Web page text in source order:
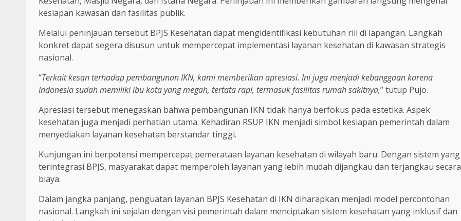
kesiapan kawasan dan fasilitas publik.
Melalui peninjauan tersebut BPJS Kesehatan dapat mengidentifikasi kebutuhan riil di lapangan. Langkah
konkret dapat segera disusun untuk mempercepat implementasi layanan kesehatan di kawasan strategis
nasional.
“Terkait kesan terhadap pembangunan IKN, kami memberikan apresiasi. Ini juga menjadi kebanggaan karena
Indonesia sudah memiliki ibu kota yang megah, tertata rapi, termasuk fasilitas rumah sakitnya,” tutup Pujo.
Apresiasi tersebut menegaskan bahwa pembangunan IKN tidak hanya berfokus pada estetika. Aspek
kesehatan juga menjadi perhatian utama. Kehadiran RSUP IKN menjadi simbol kesiapan pemerintah dalam
menyediakan layanan kesehatan berstandar tinggi.
Kunjungan ini berpotensi mempercepat pemerataan layanan kesehatan di wilayah baru. Dengan sistem yang
terintegrasi BPJS, masyarakat dapat memperoleh layanan yang lebih mudah dijangkau dan terjangkau secara
biaya.
Dalam jangka panjang, penguatan layanan BPJS Kesehatan di IKN diharapkan menjadi model percontohan
nasional. Langkah ini sejalan dengan visi pemerintah dalam menciptakan sistem kesehatan yang inklusif dan